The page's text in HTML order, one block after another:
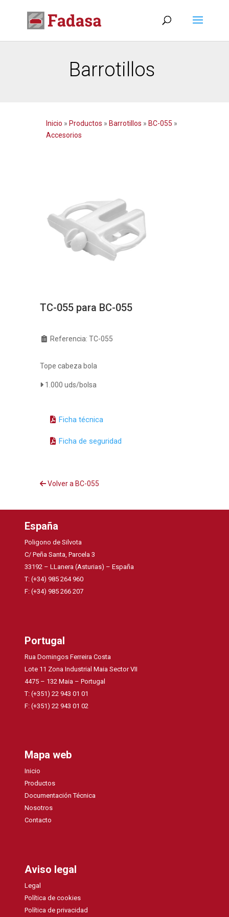
Barrotillos
Inicio » Productos » Barrotillos » BC-055 »
Accesorios
TC-055 para BC-055
Referencia: TC-055
Tope cabeza bola
1.000 uds/bolsa
Ficha técnica
Ficha de seguridad
Volver a BC-055
España
Poligono de Silvota
C/ Peña Santa, Parcela 3
33192 – LLanera (Asturias) – España
T: (+34) 985 264 960
F: (+34) 985 266 207
Portugal
Rua Domingos Ferreira Costa
Lote 11 Zona Industrial Maia Sector VII
4475 – 132 Maia – Portugal
T: (+351) 22 943 01 01
F: (+351) 22 943 01 02
Mapa web
Inicio
Productos
Documentación Técnica
Nosotros
Contacto
Aviso legal
Legal
Política de cookies
Política de privacidad